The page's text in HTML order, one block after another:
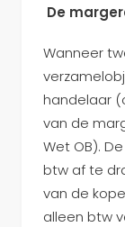
De
Wanneer
handelaar
van de
Wet OB).
btw af te
van de
alleen btw